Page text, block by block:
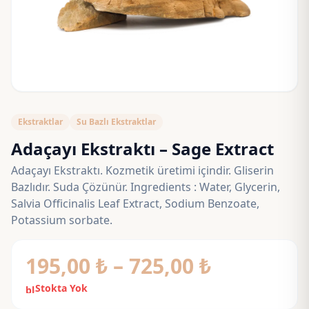
Ekstraktlar Su Bazlı Ekstraktlar
Adaçayı Ekstraktı – Sage Extract
Adaçayı Ekstraktı. Kozmetik üretimi içindir. Gliserin
Bazlıdır. Suda Çözünür. Ingredients : Water, Glycerin,
Salvia Officinalis Leaf Extract, Sodium Benzoate,
Potassium sorbate.
195,00 ₺ – 725,00 ₺Fiyat
block
Stokta Yok